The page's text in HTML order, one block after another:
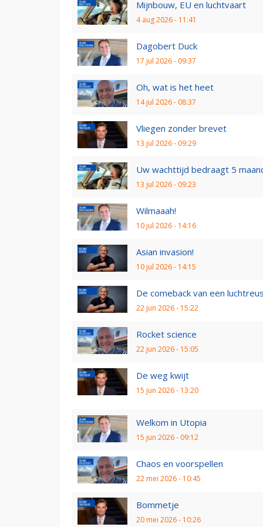
Mijnbouw, EU en luchtvaart
4 aug 2026 - 11:41
Dagobert Duck
17 jul 2026 - 09:37
Oh, wat is het heet
14 jul 2026 - 08:37
Vliegen zonder brevet
13 jul 2026 - 09:29
Uw wachttijd bedraagt 5
13 jul 2026 - 09:23
Wilmaaah!
10 jul 2026 - 14:16
Asian invasion!
10 jul 2026 - 14:15
De comeback van een
22 jun 2026 - 15:22
Rocket science
22 jun 2026 - 15:05
De weg kwijt
15 jun 2026 - 13:20
Welkom in Utopia
15 jun 2026 - 09:12
Chaos en voorspellen
22 mei 2026 - 10:45
Bommetje
20 mei 2026 - 10:26